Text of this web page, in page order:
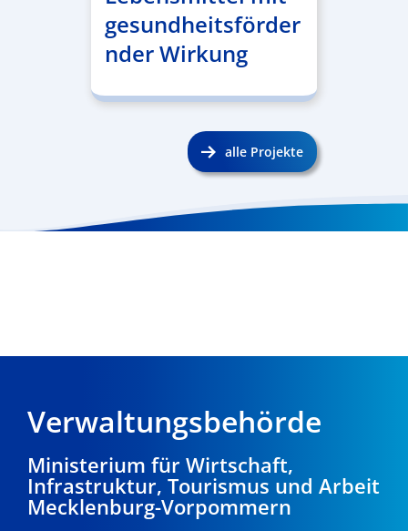
gesundheitsförder
nder Wirkung
alle Projekte
Verwaltungsbehörde
Ministerium für Wirtschaft,
Infrastruktur, Tourismus und Arbeit
Mecklenburg-Vorpommern